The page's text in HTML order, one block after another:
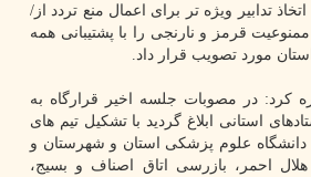
تدابیر ویژه تر برای اعمال منع تردد از/
قرمز و نارنجی را با پشتیبانی همه
مورد تصویب قرار داد.
کرد: در مصوبات جلسه اخیر قرارگاه به
استانی ابلاغ گردید با تشکیل تیم های
دانشگاه علوم پزشکی استان و شهرستان و
احمر، بازرسی اتاق اصناف و بسیج،